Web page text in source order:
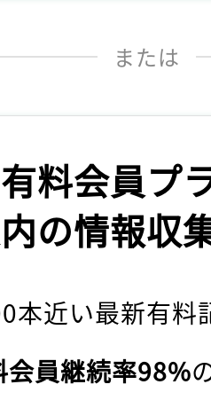
または
有料会員プ
の情報収
本近い最新有料
会員継続率98%